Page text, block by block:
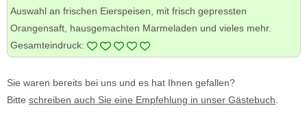
Auswahl an frischen Eierspeisen, mit frisch gepressten
Orangensaft, hausgemachten Marmeladen und vieles mehr.
Gesamteindruck:
Sie waren bereits bei uns und es hat Ihnen gefallen?
Bitte schreiben auch Sie eine Empfehlung in unser Gästebuch